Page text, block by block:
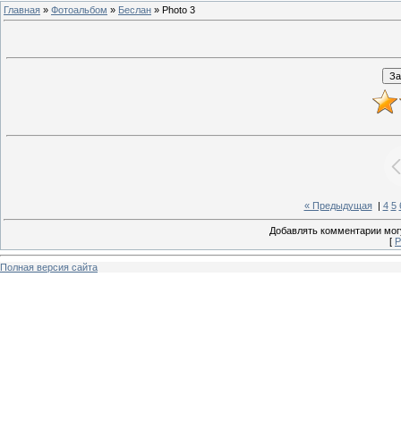
Главная » Фотоальбом » Беслан » Photo 3
« Предыдущая| 4 5
Добавлять комментарии
[
Полная версия сайта